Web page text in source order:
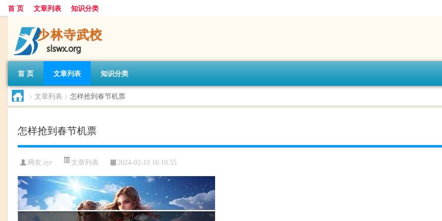
首 页 文章列表 知识分类
首 页 文章列表 知识分类
> 文章列表 > 怎样抢到春节机票
怎样抢到春节机票
网友:zyr 文章列表 2024-02-10 16:10:55